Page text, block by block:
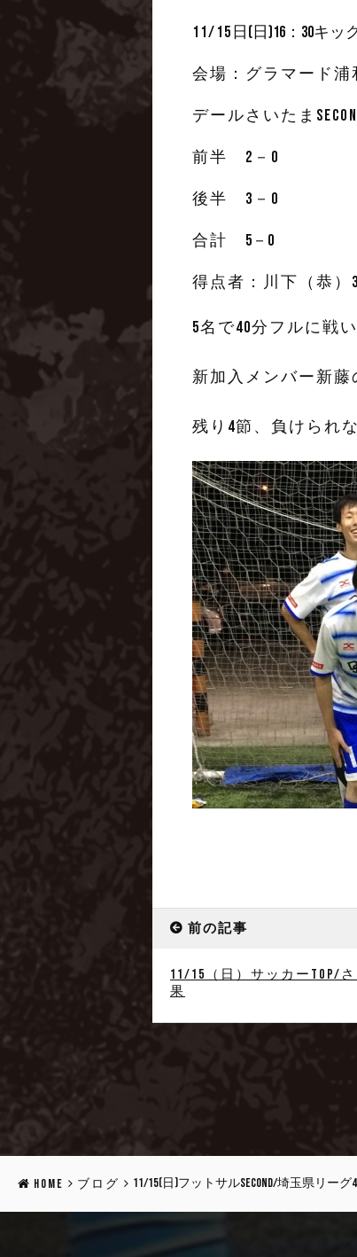
11/15 日(日)16：30キッ
会場：グラマード浦
デールさいたま
前半 2－0
後半 3－0
合計 5－0
得点者：川下（恭）
5名で40分フルに戦
新加入メンバー新藤
残り4節、負けられ
前の記事
11/15（日）サッカーTOP/
果
HOME ブログ 11/15(日)フットサルSecond/埼玉県リー